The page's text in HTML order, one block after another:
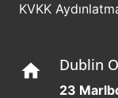
KVKK
home Dublin
23